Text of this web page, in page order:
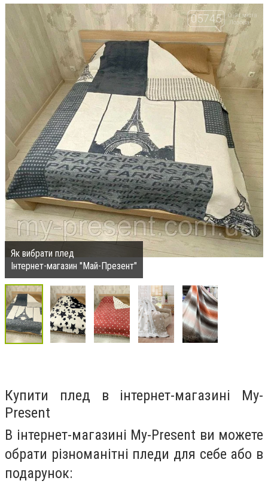
Як вибрати плед
Інтернет-магазин "Май-Презент"
Купити плед в інтернет-магазині My-
Present
В інтернет-магазині My-Present ви можете
обрати різноманітні пледи для себе або в
подарунок: